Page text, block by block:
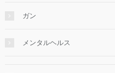
ガン
メンタルヘルス